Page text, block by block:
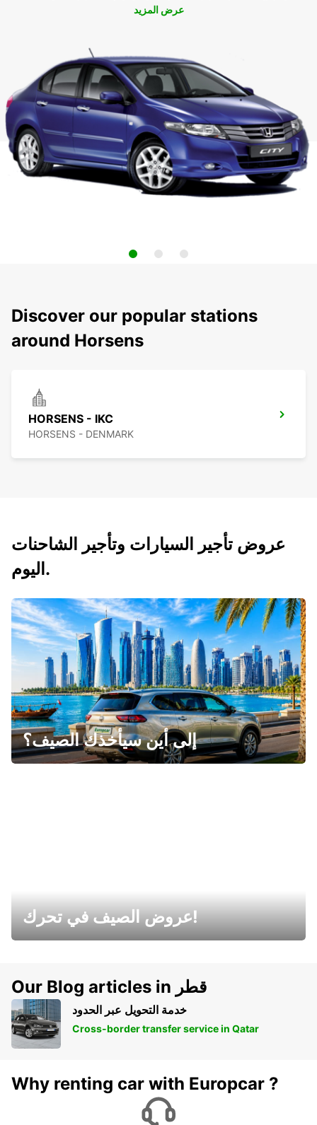
عرض المزيد
Discover our popular stations
around Horsens
HORSENS - IKC
HORSENS - DENMARK
عروض تأجير السيارات وتأجير الشاحنات
اليوم.
إلى أين سيأخذك الصيف؟
عروض الصيف في تحرك!
Our Blog articles in قطر
خدمة التحويل عبر الحدود
Cross-border transfer service in Qatar
Why renting car with Europcar ?